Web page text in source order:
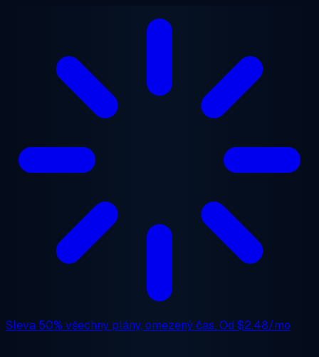
Sleva 50% všechny plány, omezený čas. Od $2.48/mo